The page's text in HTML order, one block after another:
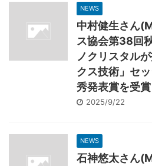
NEWS
中村健生さん
ス協会第38回
ノクリスタル
クス技術」セ
秀発表賞を受賞
2025/9/22
NEWS
石神悠太さん